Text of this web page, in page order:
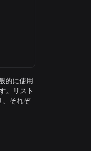
的に使用
。リスト
、それぞ